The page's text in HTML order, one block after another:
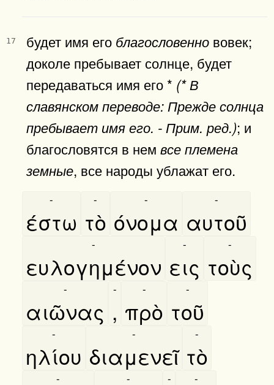
17 будет имя его благословенно вовек;
доколе пребывает солнце, будет
передаваться имя его * (* В
славянском переводе: Прежде солнца
пребывает имя его. - Прим. ред.); и
благословятся в нем все племена
земные, все народы ублажат его.
έστω
-
τὸ
-
όνομα
-
αυτοῦ
-
ευλογημένον
-
εις
-
τοὺς
-
αιῶνας
-
,
-
πρὸ
-
τοῦ
-
ηλίου
-
διαμενεῖ
-
τὸ
-
- - - -